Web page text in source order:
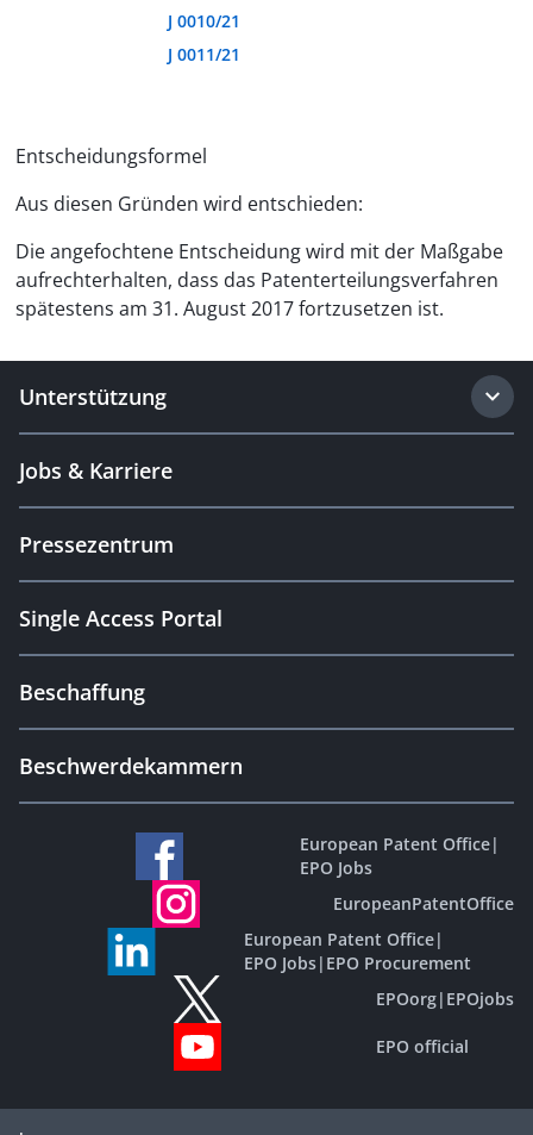
J 0010/21
J 0011/21
Entscheidungsformel
Aus diesen Gründen wird entschieden:
Die angefochtene Entscheidung wird mit der Maßgabe
aufrechterhalten, dass das Patenterteilungsverfahren
spätestens am 31. August 2017 fortzusetzen ist.
Unterstützung
Jobs & Karriere
Pressezentrum
Single Access Portal
Beschaffung
Beschwerdekammern
European Patent Office|
EPO Jobs
EuropeanPatentOffice
European Patent Office|
EPO Jobs| EPO Procurement
EPOorg| EPOjobs
EPO official